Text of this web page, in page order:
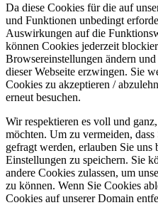
Da diese Cookies für die auf
und Funktionen unbedingt
Auswirkungen auf die
können Cookies jederzeit
Browsereinstellungen ändern
dieser Webseite erzwingen. Sie
Cookies zu akzeptieren /
erneut besuchen.
Wir respektieren es voll und
möchten. Um zu vermeiden,
gefragt werden, erlauben Sie
Einstellungen zu speichern. Sie
andere Cookies zulassen, um
zu können. Wenn Sie Cookies
Cookies auf unserer Domain